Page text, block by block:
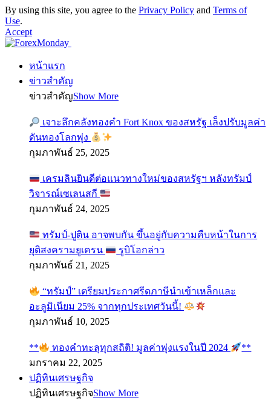
By using this site, you agree to the Privacy Policy and Terms of
Use.
Accept
หน้าแรก
ข่าวสำคัญ
ข่าวสำคัญShow More
เจาะลึกคลังทองคำ Fort Knox ของสหรัฐ เล็งปรับมูลค่า
ดันทองโลกพุ่ง
กุมภาพันธ์ 25, 2025
เครมลินยินดีต่อแนวทางใหม่ของสหรัฐฯ หลังทรัมป์
วิจารณ์เซเลนสกี
กุมภาพันธ์ 24, 2025
ทรัมป์-ปูติน อาจพบกัน ขึ้นอยู่กับความคืบหน้าในการ
ยุติสงครามยูเครน
รูบิโอกล่าว
กุมภาพันธ์ 21, 2025
“ทรัมป์” เตรียมประกาศรีดภาษีนำเข้าเหล็กและ
อะลูมิเนียม 25% จากทุกประเทศวันนี้!
กุมภาพันธ์ 10, 2025
** ทองคำทะลุทุกสถิติ! มูลค่าพุ่งแรงในปี 2024
**
มกราคม 22, 2025
ปฏิทินเศรษฐกิจ
ปฏิทินเศรษฐกิจShow More